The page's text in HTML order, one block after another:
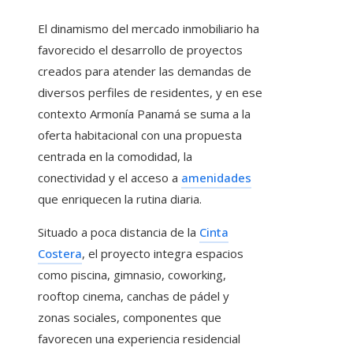
El dinamismo del mercado inmobiliario ha
favorecido el desarrollo de proyectos
creados para atender las demandas de
diversos perfiles de residentes, y en ese
contexto Armonía Panamá se suma a la
oferta habitacional con una propuesta
centrada en la comodidad, la
conectividad y el acceso a amenidades
que enriquecen la rutina diaria.
Situado a poca distancia de la Cinta
Costera, el proyecto integra espacios
como piscina, gimnasio, coworking,
rooftop cinema, canchas de pádel y
zonas sociales, componentes que
favorecen una experiencia residencial